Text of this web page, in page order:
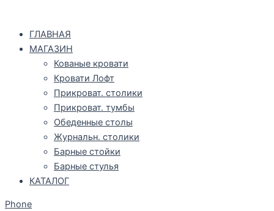
ГЛАВНАЯ
МАГАЗИН
Кованые кровати
Кровати Лофт
Прикроват. столики
Прикроват. тумбы
Обеденные столы
Журнальн. столики
Барные стойки
Барные стулья
КАТАЛОГ
Phone